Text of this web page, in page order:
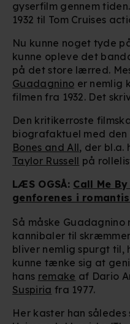
gyserfilm gennem tiden.
1932 til Tom Cruises
Nu kunne noget tyde
kunne opleve det
på det store lærred.
Guadagnino er nemlig
filmen fra 1932. Det
Den kritikerroste
biografaktuel med den
Bones and All, der bl.a.
Taylor Russell på
LÆS OGSÅ: Call Me
genforenes i
Så måske Guadagnino
kannibaler til
bliver nemlig spurgt til,
kunne tænke sig at
hans remake af Dario
Suspiria fra 1977.
Her kaster han